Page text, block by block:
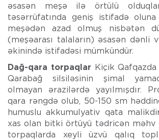
əsasən meşə ilə örtülü
təsərrüfatında geniş istifadə oluna
meşədən azad olmuş nisbətən
(meşəarası talaların) əsasən dənli
əkinində istifadəsi mümkündür.
Dağ-qara torpaqlar Kiçik Qafqazda
Qarabağ silsiləsinin şimal
olmayan ərazilərdə yayılmışdır.
qara rəngdə olub, 50-150 sm
humuslu akkumulyativ qata
xas olan bitki örtüyü tədricən məhv
torpaqlarda xeyli üzvü qalıq